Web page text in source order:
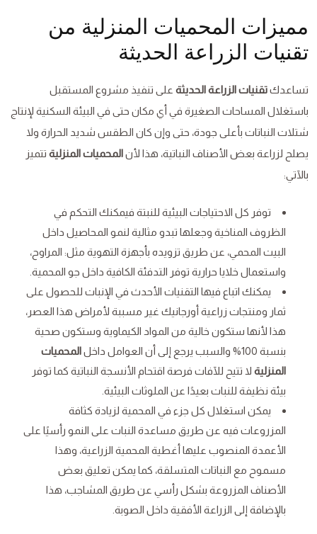
مميزات المحميات المنزلية من
تقنيات الزراعة الحديثة
تساعدكتقنيات الزراعة الحديثة على تنفيذ مشروع المستقبل
باستغلال المساحات الصغيرة في أي مكان حتى في البيئة السكنية لإنتاج
شتلات النباتات بأعلى جودة، حتى وإن كان الطقس شديد الحرارة ولا
يصلح لزراعة بعض الأصناف النباتية، هذا لأنالمحميات المنزلية تتميز
بالآتي:
توفر كل الاحتياجات البيئية للنبتة فيمكنك التحكم في
الظروف المناخية وجعلها تبدو مثالية لنمو المحاصيل داخل
البيت المحمي، عن طريق تزويده بأجهزة التهوية مثل: المراوح،
واستعمال خلايا حرارية توفر التدفئة الكافية داخل جو المحمية.
يمكنك اتباع فيها التقنيات الأحدث في الإنبات للحصول على
ثمار ومنتجات زراعية أورجانيك غير مسببة لأمراض هذا العصر،
هذا لأنها ستكون خالية من المواد الكيماوية وستكون صحية
بنسبة 100% والسبب يرجع إلى أن العوامل داخل
المحميات
المنزلية لا تتيح للآفات فرصة اقتحام الأنسجة النباتية كما توفر
بيئة نظيفة للنبات بعيدًا عن الملوثات البيئية.
يمكن استغلال كل جزء في المحمية لزيادة كثافة
المزروعات فيه عن طريق مساعدة النبات على النمو رأسيًا على
الأعمدة المنصوب عليها أغطية المحمية الزراعية، وهذا
مسموح مع النباتات المتسلقة، كما يمكن تعليق بعض
الأصناف المزروعة بشكل رأسي عن طريق المشاجب، هذا
بالإضافة إلى الزراعة الأفقية داخل الصوبة.